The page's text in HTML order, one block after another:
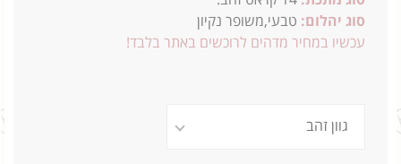
סוג יהלום: טבעי,משופר נקיון
עכשיו במחיר מדהים לרוכשים באתר בלבד!